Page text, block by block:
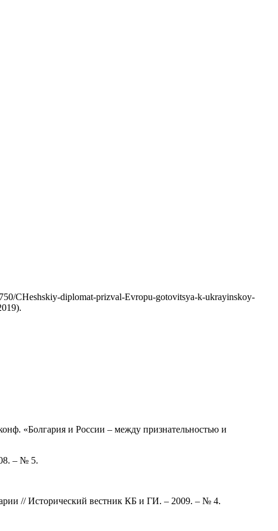
CHeshskiy-diplomat-prizval-Evropu-gotovitsya-k-ukrayinskoy-
«Болгария и России – между признательностью и
– № 5.
// Исторический вестник КБ и ГИ. – 2009. – № 4.